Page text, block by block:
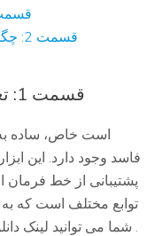
قسمت 1: تعمیر یک فایل زیپ
قسمت 2: چگونه به تعمیر فایل فشرده فاسد با ابزار
قسمت 1: تعمیر یک فایل زیپ با خط فرمان
است خاص، ساده به
توابع مختلف است که
. شما می توانید لینک